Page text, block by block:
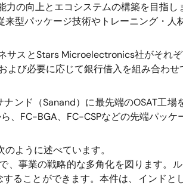
力の向上とエコシステムの構築を目指
来型パッケージ技術やトレーニング・人
サスとStars Microelectronics社がそれ
よび必要に応じて銀行借入を組み合わせ
ナンド（Sanand）に最先端のOSAT工場
、 FC-BGA、 FC-CSPなどの先端パッケ
のように述べています。
、事業の戦略的な多角化を図ります。
ることができます。本件は、インド